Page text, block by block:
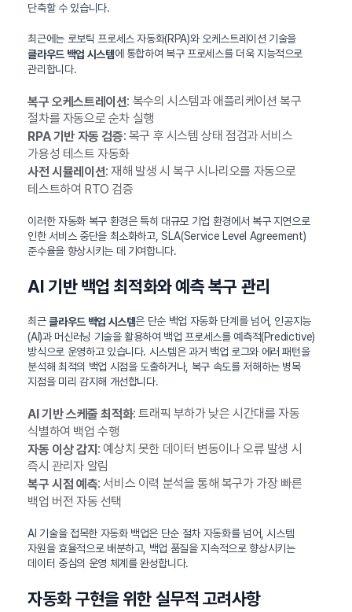
단축할 수 있습니다.
최근에는 로보틱 프로세스 자동화(RPA)와 오케스트레이션 기술을
클라우드 백업 시스템에 통합하여 복구 프로세스를 더욱 지능적으로
관리합니다.
복구 오케스트레이션: 복수의 시스템과 애플리케이션 복구
절차를 자동으로 순차 실행
RPA 기반 자동 검증: 복구 후 시스템 상태 점검과 서비스
가용성 테스트 자동화
사전 시뮬레이션: 재해 발생 시 복구 시나리오를 자동으로
테스트하여 RTO 검증
이러한 자동화 복구 환경은 특히 대규모 기업 환경에서 복구 지연으로
인한 서비스 중단을 최소화하고, SLA(Service Level Agreement)
준수율을 향상시키는 데 기여합니다.
AI 기반 백업 최적화와 예측 복구 관리
최근클라우드 백업 시스템은 단순 백업 자동화 단계를 넘어, 인공지능
(AI)과 머신러닝 기술을 활용하여 백업 프로세스를 예측적(Predictive)
방식으로 운영하고 있습니다. 시스템은 과거 백업 로그와 에러 패턴을
분석해 최적의 백업 시점을 도출하거나, 복구 속도를 저해하는 병목
지점을 미리 감지해 개선합니다.
AI 기반 스케줄 최적화: 트래픽 부하가 낮은 시간대를 자동
식별하여 백업 수행
자동 이상 감지 : 예상치 못한 데이터 변동이나 오류 발생 시
즉시 관리자 알림
복구 시점 예측: 서비스 이력 분석을 통해 복구가 가장 빠른
백업 버전 자동 선택
AI 기술을 접목한 자동화 백업은 단순 절차 자동화를 넘어, 시스템
자원을 효율적으로 배분하고, 백업 품질을 지속적으로 향상시키는
데이터 중심의 운영 체계를 완성합니다.
자동화 구현을 위한 실무적 고려사항